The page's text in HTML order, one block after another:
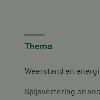
Thema
Weerstand en
Spijsvertering en